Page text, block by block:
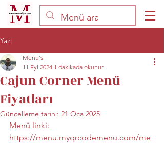
Yazı
Cajun Corner Menü
Fiyatları
Menu's
11 Eyl 2024 1 dakikada okunur
Güncelleme tarihi: 21 Oca 2025
Menü linki:
https://menu.myqrcodemenu.com/me